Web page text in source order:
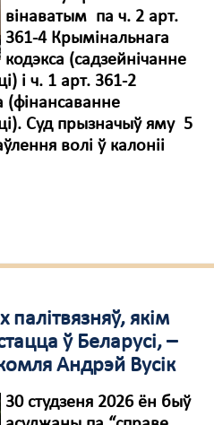
вінаватым па ч. 2 арт.
361-4 Крымінальнага
кодэкса (садзейнічанне
і ч. 1 арт. 361-2
(фінансаванне
Суд прызначыў яму 5
волі ў калоніі
палітвязняў, якім
ў Беларусі, –
Андрэй Вусік
30 студзеня 2026 ён быў